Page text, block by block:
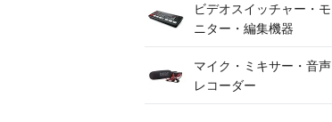
ビデオスイッチャー・モ
ニター・編集機器
マイク・ミキサー・音声
レコーダー